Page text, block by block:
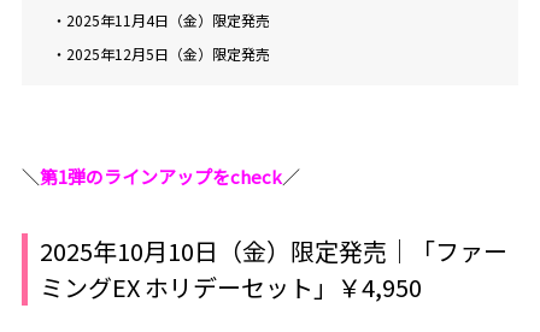
・2025年11月4日（金）限定発売
・2025年12月5日（金）限定発売
＼第1弾のラインアップをcheck／
2025年10月10日（金）限定発売｜「ファー
ミングEX ホリデーセット」￥4,950